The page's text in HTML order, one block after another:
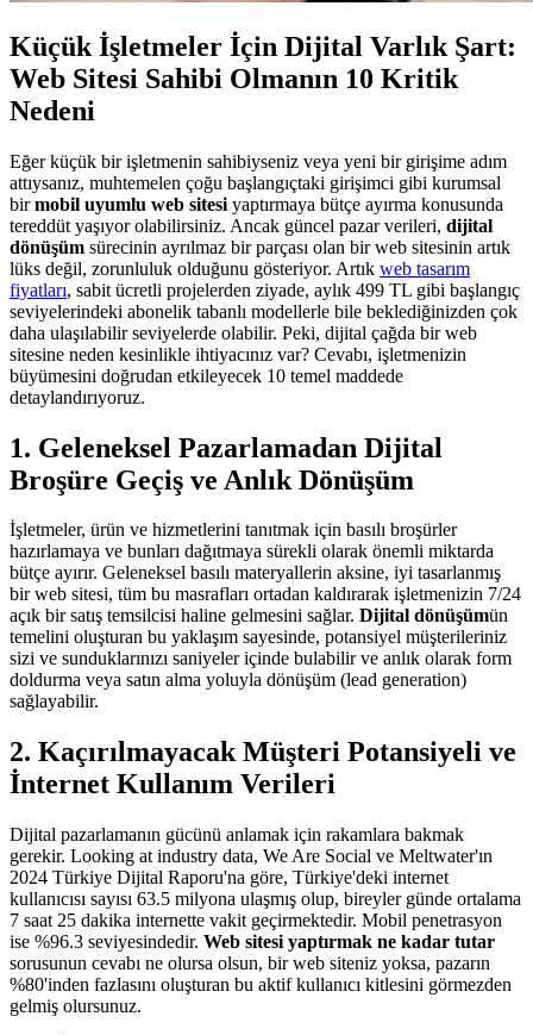
Küçük İşletmeler İçin Dijital Varlık Şart:
Web Sitesi Sahibi Olmanın 10 Kritik
Nedeni
Eğer küçük bir işletmenin sahibiyseniz veya yeni bir girişime adım
attıysanız, muhtemelen çoğu başlangıçtaki girişimci gibi kurumsal
birmobil uyumlu web sitesi yaptırmaya bütçe ayırma konusunda
tereddüt yaşıyor olabilirsiniz. Ancak güncel pazar verileri, dijital
dönüşüm sürecinin ayrılmaz bir parçası olan bir web sitesinin artık
lüks değil, zorunluluk olduğunu gösteriyor. Artık web tasarım
fiyatları, sabit ücretli projelerden ziyade, aylık 499 TL gibi başlangıç
seviyelerindeki abonelik tabanlı modellerle bile beklediğinizden çok
daha ulaşılabilir seviyelerde olabilir. Peki, dijital çağda bir web
sitesine neden kesinlikle ihtiyacınız var? Cevabı, işletmenizin
büyümesini doğrudan etkileyecek 10 temel maddede
detaylandırıyoruz.
1. Geleneksel Pazarlamadan Dijital
Broşüre Geçiş ve Anlık Dönüşüm
İşletmeler, ürün ve hizmetlerini tanıtmak için basılı broşürler
hazırlamaya ve bunları dağıtmaya sürekli olarak önemli miktarda
bütçe ayırır. Geleneksel basılı materyallerin aksine, iyi tasarlanmış
bir web sitesi, tüm bu masrafları ortadan kaldırarak işletmenizin 7/24
açık bir satış temsilcisi haline gelmesini sağlar. Dijital dönüşümün
temelini oluşturan bu yaklaşım sayesinde, potansiyel müşterileriniz
sizi ve sunduklarınızı saniyeler içinde bulabilir ve anlık olarak form
doldurma veya satın alma yoluyla dönüşüm (lead generation)
sağlayabilir.
2. Kaçırılmayacak Müşteri Potansiyeli ve
İnternet Kullanım Verileri
Dijital pazarlamanın gücünü anlamak için rakamlara bakmak
gerekir. Looking at industry data, We Are Social ve Meltwater'ın
2024 Türkiye Dijital Raporu'na göre, Türkiye'deki internet
kullanıcısı sayısı 63.5 milyona ulaşmış olup, bireyler günde ortalama
7 saat 25 dakika internette vakit geçirmektedir. Mobil penetrasyon
ise %96.3 seviyesindedir. Web sitesi yaptırmak ne kadar tutar
sorusunun cevabı ne olursa olsun, bir web siteniz yoksa, pazarın
%80'inden fazlasını oluşturan bu aktif kullanıcı kitlesini görmezden
gelmiş olursunuz.